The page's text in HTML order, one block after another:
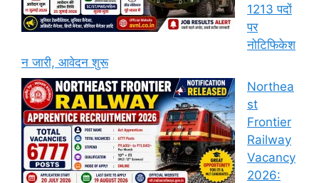
1213 पदों
पर
नोटिफिकेश
न जारी, आवेदन शुरू
Northea
st
Frontier
Railway
Vacancy
2026: